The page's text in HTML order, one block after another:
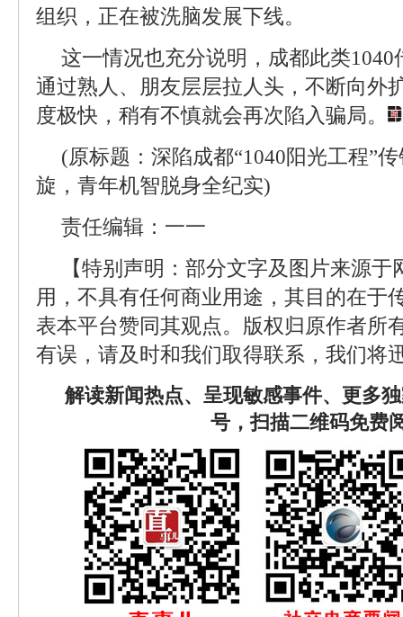
组织，正在被洗脑发展下线。
这一情况也充分说明，成都此类
通过熟人、朋友层层拉人头，不断向外
度极快，稍有不慎就会再次陷入骗局。
(原标题：深陷成都“1040阳光工程”
旋，青年机智脱身全纪实)
责任编辑：一一
【特别声明：部分文字及图片来源
用，不具有任何商业用途，其目的在于
表本平台赞同其观点。版权归原作者所
有误，请及时和我们取得联系，我们将
解读新闻热点、呈现敏感事件、更多
号，扫描二维码免费